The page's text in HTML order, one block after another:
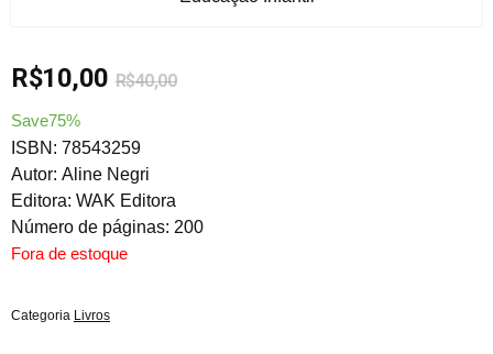
R$40,00
R$10,00
Save75%
ISBN: 78543259
Autor: Aline Negri
Editora: WAK Editora
Número de páginas: 200
Fora de estoque
Categoria Livros